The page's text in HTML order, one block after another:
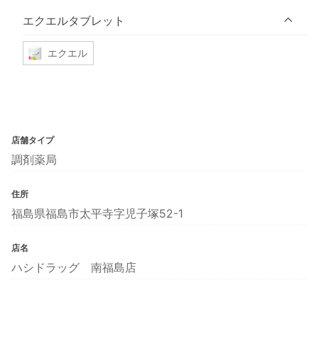
エクエルタブレット
エクエル
店舗タイプ
調剤薬局
住所
福島県福島市太平寺字児子塚52-1
店名
ハシドラッグ 南福島店